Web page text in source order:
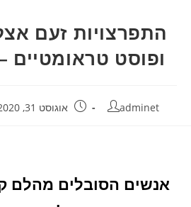
התפרצויות זעם
ופוסט טראומטיים
adminet אוגוסט 31, 2020
אנשים הסובלים מהלם